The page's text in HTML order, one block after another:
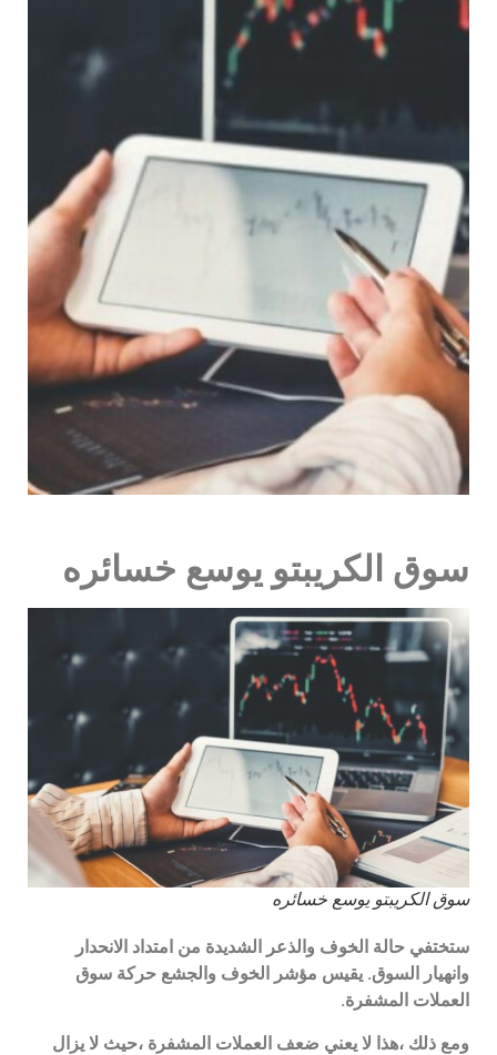
سوق الكريبتو يوسع خسائره
سوق الكريبتو يوسع خسائره
ستختفي حالة الخوف والذعر الشديدة من امتداد الانحدار
وانهيار السوق. يقيس مؤشر الخوف والجشع حركة سوق
العملات المشفرة.
ومع ذلك ،هذا لا يعني ضعف العملات المشفرة ،حيث لا يزال